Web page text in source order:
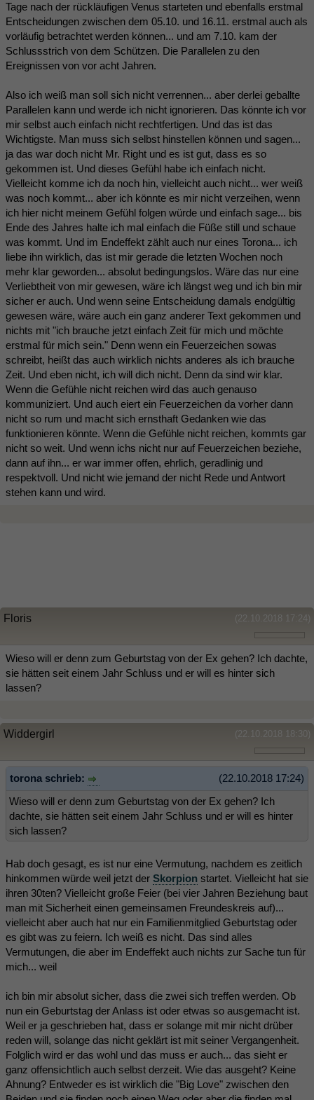
Tage nach der rückläufigen Venus starteten und ebenfalls erstmal
Entscheidungen zwischen dem 05.10. und 16.11. erstmal auch als
vorläufig betrachtet werden können... und am 7.10. kam der
Schlussstrich von dem Schützen. Die Parallelen zu den
Ereignissen von vor acht Jahren.
Also ich weiß man soll sich nicht verrennen... aber derlei geballte
Parallelen kann und werde ich nicht ignorieren. Das könnte ich vor
mir selbst auch einfach nicht rechtfertigen. Und das ist das
Wichtigste. Man muss sich selbst hinstellen können und sagen...
ja das war doch nicht Mr. Right und es ist gut, dass es so
gekommen ist. Und dieses Gefühl habe ich einfach nicht.
Vielleicht komme ich da noch hin, vielleicht auch nicht... wer weiß
was noch kommt... aber ich könnte es mir nicht verzeihen, wenn
ich hier nicht meinem Gefühl folgen würde und einfach sage... bis
Ende des Jahres halte ich mal einfach die Füße still und schaue
was kommt. Und im Endeffekt zählt auch nur eines Torona... ich
liebe ihn wirklich, das ist mir gerade die letzten Wochen noch
mehr klar geworden... absolut bedingungslos. Wäre das nur eine
Verliebtheit von mir gewesen, wäre ich längst weg und ich bin mir
sicher er auch. Und wenn seine Entscheidung damals endgültig
gewesen wäre, wäre auch ein ganz anderer Text gekommen und
nichts mit "ich brauche jetzt einfach Zeit für mich und möchte
erstmal für mich sein." Denn wenn ein Feuerzeichen sowas
schreibt, heißt das auch wirklich nichts anderes als ich brauche
Zeit. Und eben nicht, ich will dich nicht. Denn da sind wir klar.
Wenn die Gefühle nicht reichen wird das auch genauso
kommuniziert. Und auch eiert ein Feuerzeichen da vorher dann
nicht so rum und macht sich ernsthaft Gedanken wie das
funktionieren könnte. Wenn die Gefühle nicht reichen, kommts gar
nicht so weit. Und wenn ichs nicht nur auf Feuerzeichen beziehe,
dann auf ihn... er war immer offen, ehrlich, geradlinig und
respektvoll. Und nicht wie jemand der nicht Rede und Antwort
stehen kann und wird.
(22.10.2018 17:24)
Floris
Wieso will er denn zum Geburtstag von der Ex gehen? Ich dachte,
sie hätten seit einem Jahr Schluss und er will es hinter sich
lassen?
(22.10.2018 18:30)
Widdergirl
(22.10.2018 17:24)
torona schrieb:
Wieso will er denn zum Geburtstag von der Ex gehen? Ich
dachte, sie hätten seit einem Jahr Schluss und er will es hinter
sich lassen?
Hab doch gesagt, es ist nur eine Vermutung, nachdem es zeitlich
hinkommen würde weil jetzt der Skorpion startet. Vielleicht hat sie
ihren 30ten? Vielleicht große Feier (bei vier Jahren Beziehung baut
man mit Sicherheit einen gemeinsamen Freundeskreis auf)...
vielleicht aber auch hat nur ein Familienmitglied Geburtstag oder
es gibt was zu feiern. Ich weiß es nicht. Das sind alles
Vermutungen, die aber im Endeffekt auch nichts zur Sache tun für
mich... weil
ich bin mir absolut sicher, dass die zwei sich treffen werden. Ob
nun ein Geburtstag der Anlass ist oder etwas so ausgemacht ist.
Weil er ja geschrieben hat, dass er solange mit mir nicht drüber
reden will, solange das nicht geklärt ist mit seiner Vergangenheit.
Folglich wird er das wohl und das muss er auch... das sieht er
ganz offensichtlich auch selbst derzeit. Wie das ausgeht? Keine
Ahnung? Entweder es ist wirklich die "Big Love" zwischen den